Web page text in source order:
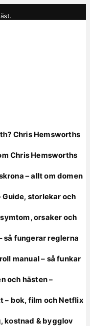
Chris Hemsworths
Chris Hemsworths
– allt om domen
Guide, storlekar och
orsaker och
så fungerar reglerna
manual – så funkar
och hästen –
– bok, film och Netflix
kostnad & bygglov